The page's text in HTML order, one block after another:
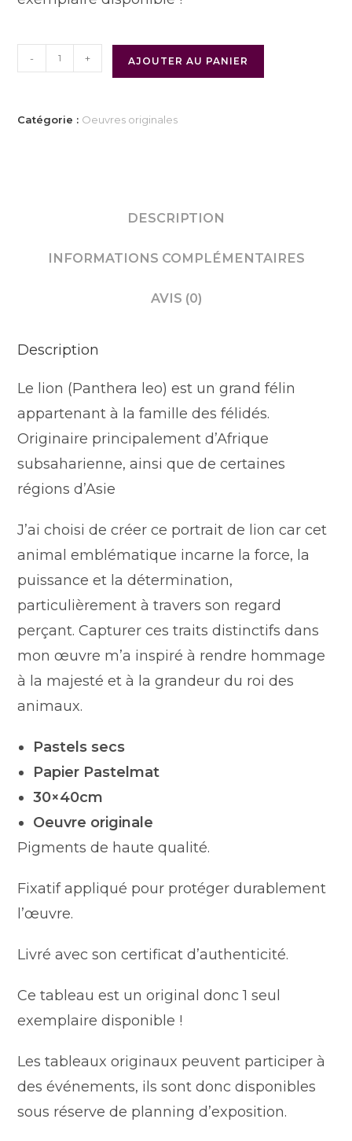
- + AJOUTER AU PANIER
Catégorie : Oeuvres originales
DESCRIPTION
INFORMATIONS COMPLÉMENTAIRES
AVIS (0)
Description
Le lion (Panthera leo) est un grand félin
appartenant à la famille des félidés.
Originaire principalement d’Afrique
subsaharienne, ainsi que de certaines
régions d’Asie
J’ai choisi de créer ce portrait de lion car cet
animal emblématique incarne la force, la
puissance et la détermination,
particulièrement à travers son regard
perçant. Capturer ces traits distinctifs dans
mon œuvre m’a inspiré à rendre hommage
à la majesté et à la grandeur du roi des
animaux.
Pastels secs
Papier Pastelmat
30×40cm
Oeuvre originale
Pigments de haute qualité.
Fixatif appliqué pour protéger durablement
l’œuvre.
Livré avec son certificat d’authenticité.
Ce tableau est un original donc 1 seul
exemplaire disponible !
Les tableaux originaux peuvent participer à
des événements, ils sont donc disponibles
sous réserve de planning d’exposition.